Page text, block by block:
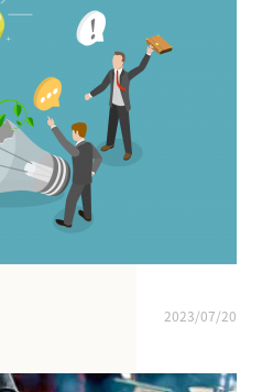
2023/07/20